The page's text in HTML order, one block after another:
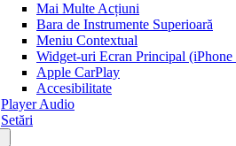
Mai Multe Acțiuni
Bara de Instrumente Superioară
Meniu Contextual
Widget-uri Ecran Principal (iPhone
Apple CarPlay
Accesibilitate
Player Audio
Setări